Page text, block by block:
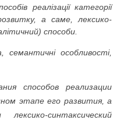
реалізації категорії
а саме, лексико-
способи.
семантичні особливості,
способов реализации
этапе его развития, а
синтаксический